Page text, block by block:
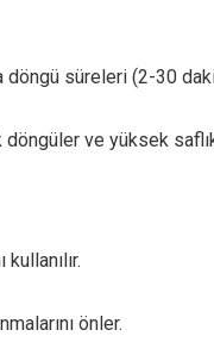
süreleri (2-30
ve yüksek
önler.